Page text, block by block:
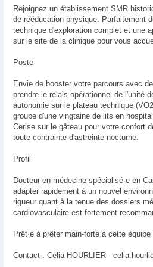
Rejoignez un établissement SMR
de rééducation physique. Parfaitement
technique d'exploration complet et une
sur le site de la clinique pour vous
Poste
Envie de booster votre parcours avec
prendre le relais opérationnel de l'unité
autonomie sur le plateau technique
groupe d'une vingtaine de lits en
Cerise sur le gâteau pour votre confort
toute contrainte d'astreinte nocturne.
Profil
Docteur en médecine spécialisé·e en
adapter rapidement à un nouvel
rigueur quant à la tenue des dossiers
cardiovasculaire est fortement
Prêt·e à prêter main-forte à cette
Contact : Célia HOURLIER -